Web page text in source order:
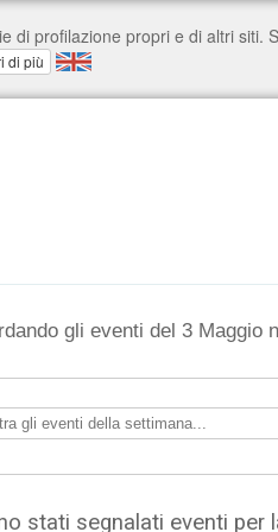
gli eventi del 3 Maggio
stati segnalati eventi per